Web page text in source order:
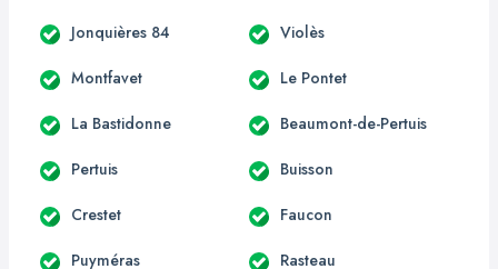
Jonquières 84 Violès
Montfavet Le Pontet
La Bastidonne Beaumont-de-Pertuis
Pertuis Buisson
Crestet Faucon
Puyméras Rasteau